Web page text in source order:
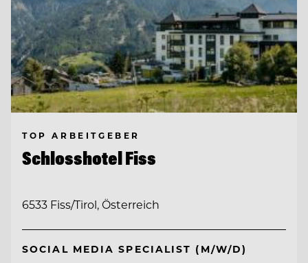
TOP ARBEITGEBER
Schlosshotel Fiss
6533 Fiss/Tirol, Österreich
SOCIAL MEDIA SPECIALIST (M/W/D)